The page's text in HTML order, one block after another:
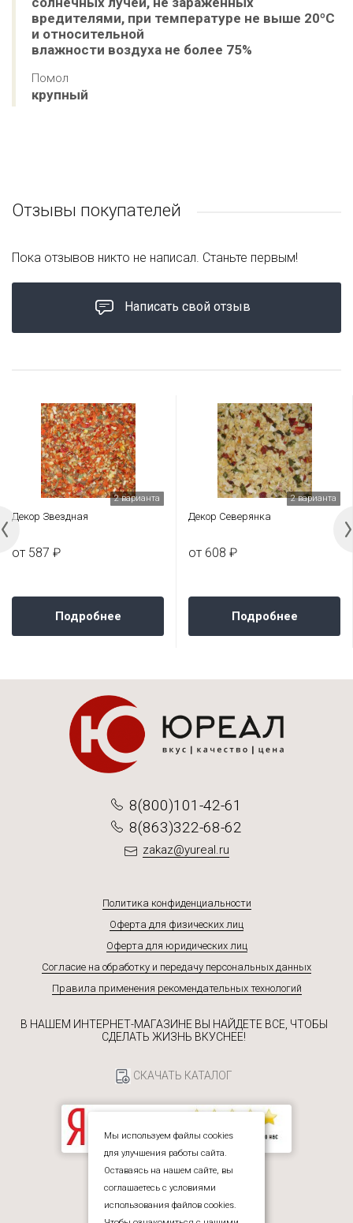
вредителями, при температуре не выше 20ºС
и относительной
влажности воздуха не более 75%
Помол
крупный
Отзывы покупателей
Написать свой отзыв
Пока отзывов никто не написал. Станьте первым!
2 варианта
Декор Звездная
от 587 ₽
Подробнее
2 варианта
Декор Северянка
от 608 ₽
Подробнее
8(800)101-42-61
8(863)322-68-62
zakaz@yureal.ru
Политика конфиденциальности
Оферта для физических лиц
Оферта для юридических лиц
Согласие на обработку и передачу персональных данных
Правила применения рекомендательных технологий
В НАШЕМ ИНТЕРНЕТ-МАГАЗИНЕ ВЫ НАЙДЕТЕ ВСЕ, ЧТОБЫ
СДЕЛАТЬ ЖИЗНЬ ВКУСНЕЕ!
СКАЧАТЬ КАТАЛОГ
Мы используем файлы cookies
для улучшения работы сайта.
Оставаясь на нашем сайте, вы
соглашаетесь с условиями
использования файлов cookies.